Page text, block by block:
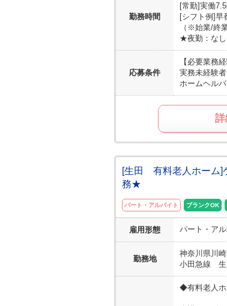
勤務時間
[常勤]実働
[シフト例]早
（※始業/終
★夜勤：なし
応募条件
【必要業務経
実務未経験者
ホームヘル
[生田 有料老人ホーム]
務★
パート・アルバイト ブランクOK
雇用形態 パート・アル
勤務地
神奈川県 川
小田急線 生
◆有料老人